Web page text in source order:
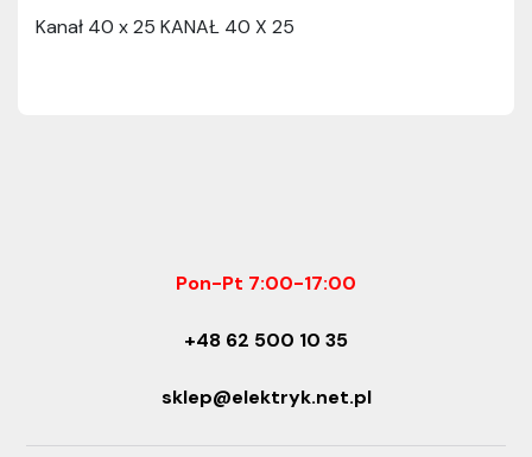
Kanał 40 x 25 KANAŁ 40 X 25
Pon-Pt 7:00-17:00
+48 62 500 10 35
sklep@elektryk.net.pl